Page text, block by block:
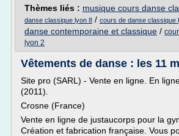
Thèmes liés : musique cours danse
danse classique lyon 8 / cours de danse classique
danse contemporaine et classique /
lyon 2
Vêtements de danse : les 11
Site pro (SARL) - Vente en ligne. En
(2011).
Crosne (France)
Vente en ligne de justaucorps pour la
Création et fabrication française. Vous